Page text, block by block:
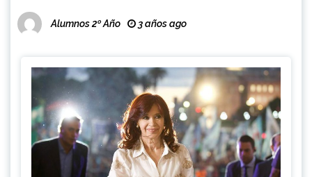
Alumnos 2º Año 3 años ago